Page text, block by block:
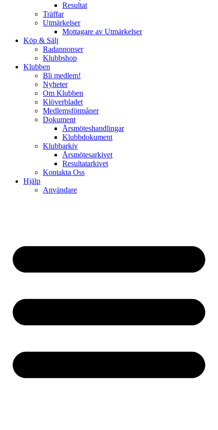
Resultat
Träffar
Utmärkelser
Mottagare av Utmärkelser
Köp & Sälj
Radannonser
Klubbshop
Klubben
Bli medlem!
Nyheter
Om Klubben
Klöverbladet
Medlemsförmåner
Dokument
Årsmöteshandlingar
Klubbdokument
Klubbarkiv
Årsmötesarkivet
Resultatarkivet
Kontakta Oss
Hjälp
Användare